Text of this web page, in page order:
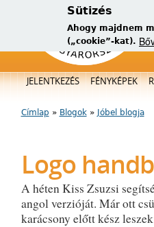
Sütizés
Ahogy majdnem
(„cookie”-kat).
Főmenü
JELENTKEZÉS FÉNYKÉPEK
Jelenlegi hely
Címlap » Blogok» Jóbel blogja
Logo
A héten Kiss Zsuzsi
angol verzióját. Már ott
karácsony előtt kész